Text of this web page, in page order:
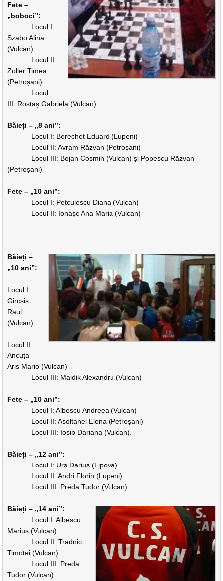
Fete –
„boboci”:
Locul I:
Szabo Alina
(Vulcan)
Locul II:
Zoller Timea
(Petroșani)
Locul
III: Rostaș Gabriela (Vulcan)
Băieți – „8 ani”:
Locul I: Berechet Eduard (Lupeni)
Locul II: Avram Răzvan (Petroșani)
Locul III: Bojan Cosmin (Vulcan) și Popescu Răzvan
(Petroșani)
Fete – „10 ani”:
Locul I: Petculescu Diana (Vulcan)
Locul II: Ionașc Ana Maria (Vulcan)
Băieți –
„10 ani”:
Locul I:
Gircsis
Raul
(Vulcan)
Locul II:
Ancuța
Aris Mario (Vulcan)
Locul III: Maidik Alexandru (Vulcan)
Fete – „10 ani”:
Locul I: Albescu Andreea (Vulcan)
Locul II: Asoltanei Elena (Petroșani)
Locul III: Iosib Dariana (Vulcan).
Băieți – „12 ani”:
Locul I: Urs Darius (Lipova)
Locul II: Andri Florin (Lupeni)
Locul III: Preda Tudor (Vulcan).
Băieți – „14 ani”:
Locul I: Albescu
Marius (Vulcan)
Locul II: Tradnic
Timotei (Vulcan)
Locul III: Preda
Tudor (Vulcan).